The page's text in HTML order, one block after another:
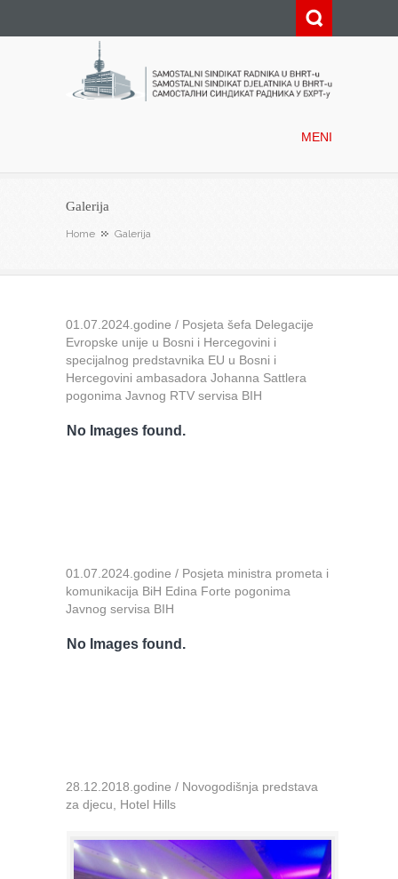
MENI
Galerija
Home Galerija
01.07.2024.godine / Posjeta šefa Delegacije
Evropske unije u Bosni i Hercegovini i
specijalnog predstavnika EU u Bosni i
Hercegovini ambasadora Johanna Sattlera
pogonima Javnog RTV servisa BIH
No Images found.
01.07.2024.godine / Posjeta ministra prometa i
komunikacija BiH Edina Forte pogonima
Javnog servisa BIH
No Images found.
28.12.2018.godine / Novogodišnja predstava
za djecu, Hotel Hills